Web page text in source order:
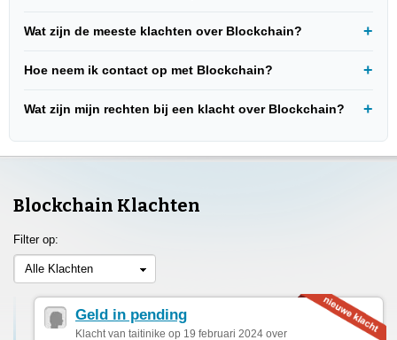
Wat zijn de meeste klachten over Blockchain?
Hoe neem ik contact op met Blockchain?
Wat zijn mijn rechten bij een klacht over Blockchain?
Blockchain Klachten
Filter op:
Alle Klachten
Geld in pending
Klacht van taitinike op 19 februari 2024 over